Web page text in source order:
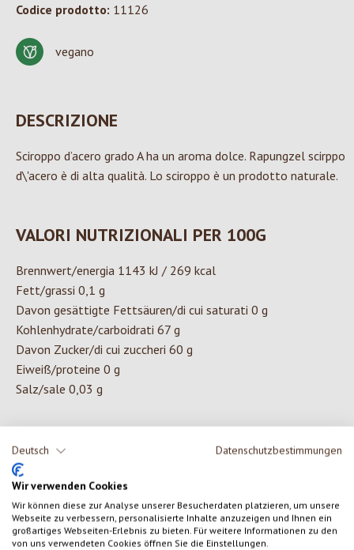
Deutsch Datenschutzbestimmungen
Wir verwenden Cookies
Wir können diese zur Analyse unserer Besucherdaten platzieren, um unsere
Webseite zu verbessern, personalisierte Inhalte anzuzeigen und Ihnen ein
großartiges Webseiten-Erlebnis zu bieten. Für weitere Informationen zu den
von uns verwendeten Cookies öffnen Sie die Einstellungen.
Codice prodotto: 11126
vegano
DESCRIZIONE
Sciroppo d’acero grado A ha un aroma dolce. Rapungzel scirppo
d\'acero è di alta qualità. Lo sciroppo è un prodotto naturale.
VALORI NUTRIZIONALI PER 100G
Brennwert/energia 1143 kJ / 269 kcal
Fett/grassi 0,1 g
Davon gesättigte Fettsäuren/di cui saturati 0 g
Kohlenhydrate/carboidrati 67 g
Davon Zucker/di cui zuccheri 60 g
Eiweiß/proteine 0 g
Salz/sale 0,03 g
INGREDIENTI
Sciroppo d'acero*
*da agricoltura biologica controllata.